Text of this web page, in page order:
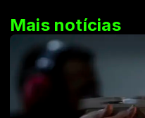
Mais notícias